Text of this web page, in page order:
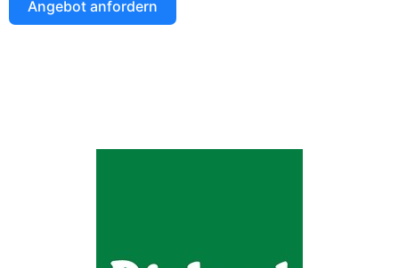
Angebot anfordern